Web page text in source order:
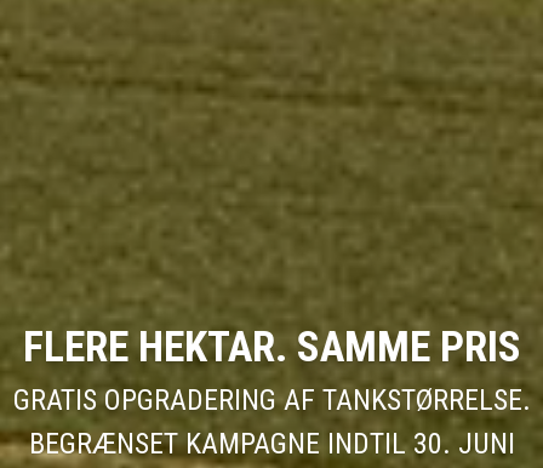
FLERE HEKTAR. SAMME PRIS
GRATIS OPGRADERING AF TANKSTØRRELSE.
BEGRÆNSET KAMPAGNE INDTIL 30. JUNI